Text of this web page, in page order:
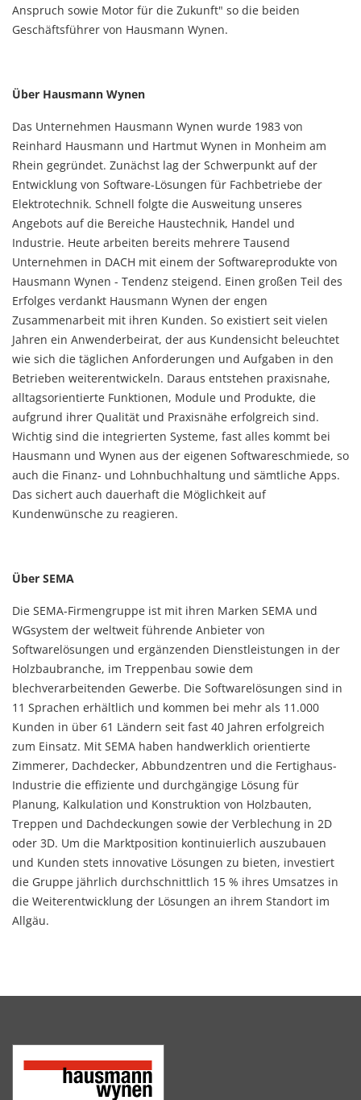
Anspruch sowie Motor für die Zukunft" so die beiden
Geschäftsführer von Hausmann Wynen.
Über Hausmann Wynen
Das Unternehmen Hausmann Wynen wurde 1983 von
Reinhard Hausmann und Hartmut Wynen in Monheim am
Rhein gegründet. Zunächst lag der Schwerpunkt auf der
Entwicklung von Software-Lösungen für Fachbetriebe der
Elektrotechnik. Schnell folgte die Ausweitung unseres
Angebots auf die Bereiche Haustechnik, Handel und
Industrie. Heute arbeiten bereits mehrere Tausend
Unternehmen in DACH mit einem der Softwareprodukte von
Hausmann Wynen - Tendenz steigend. Einen großen Teil des
Erfolges verdankt Hausmann Wynen der engen
Zusammenarbeit mit ihren Kunden. So existiert seit vielen
Jahren ein Anwenderbeirat, der aus Kundensicht beleuchtet
wie sich die täglichen Anforderungen und Aufgaben in den
Betrieben weiterentwickeln. Daraus entstehen praxisnahe,
alltagsorientierte Funktionen, Module und Produkte, die
aufgrund ihrer Qualität und Praxisnähe erfolgreich sind.
Wichtig sind die integrierten Systeme, fast alles kommt bei
Hausmann und Wynen aus der eigenen Softwareschmiede, so
auch die Finanz- und Lohnbuchhaltung und sämtliche Apps.
Das sichert auch dauerhaft die Möglichkeit auf
Kundenwünsche zu reagieren.
Über SEMA
Die SEMA-Firmengruppe ist mit ihren Marken SEMA und
WGsystem der weltweit führende Anbieter von
Softwarelösungen und ergänzenden Dienstleistungen in der
Holzbaubranche, im Treppenbau sowie dem
blechverarbeitenden Gewerbe. Die Softwarelösungen sind in
11 Sprachen erhältlich und kommen bei mehr als 11.000
Kunden in über 61 Ländern seit fast 40 Jahren erfolgreich
zum Einsatz. Mit SEMA haben handwerklich orientierte
Zimmerer, Dachdecker, Abbundzentren und die Fertighaus-
Industrie die effiziente und durchgängige Lösung für
Planung, Kalkulation und Konstruktion von Holzbauten,
Treppen und Dachdeckungen sowie der Verblechung in 2D
oder 3D. Um die Marktposition kontinuierlich auszubauen
und Kunden stets innovative Lösungen zu bieten, investiert
die Gruppe jährlich durchschnittlich 15 % ihres Umsatzes in
die Weiterentwicklung der Lösungen an ihrem Standort im
Allgäu.